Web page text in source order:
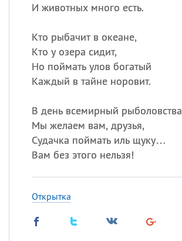
И животных много есть.
Кто рыбачит в океане,
Кто у озера сидит,
Но поймать улов богатый
Каждый в тайне норовит.
В день всемирный рыболовства
Мы желаем вам, друзья,
Судачка поймать иль щуку…
Вам без этого нельзя!
Открытка